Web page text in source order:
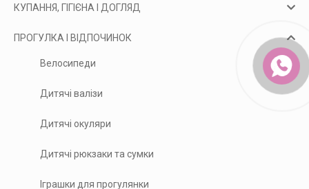
КУПАННЯ, ГІГІЄНА І ДОГЛЯД
ПРОГУЛКА І ВІДПОЧИНОК
Велосипеди
Дитячі валізи
Дитячі окуляри
Дитячі рюкзаки та сумки
Іграшки для прогулянки